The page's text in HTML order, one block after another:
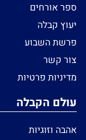
ספר אורחים
יעוץ קבלה
פרשת השבוע
צור קשר
מדיניות פרטיות
עולם הקבלה
אהבה וזוגיות